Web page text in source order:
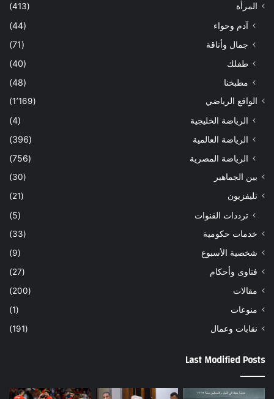
المرأة (413)
آدم وحواء
(44)
جمال وأناقة
(71)
طفلك
(40)
مطبخنا
(48)
الواقع الرياضي (1٬169)
الرياضة الخليجية
(4)
الرياضة العالمية
(396)
الرياضة المصرية
(756)
بين الجماهير
(30)
تليفزيون
(21)
ترددات القنوات (5)
خدمات حكومية
(33)
شخصية الأسبوع
(9)
فتاوى وأحكام
(27)
مقالات
(200)
منوعات
(1)
نقابات وعمال
(191)
Last Modified Posts